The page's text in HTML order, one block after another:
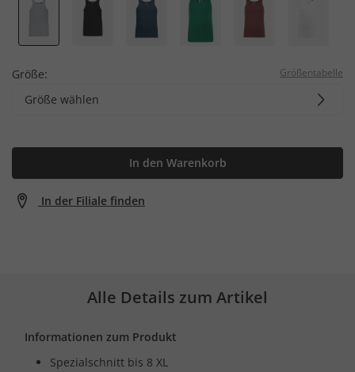
Größe: Größentabelle
Größe wählen
In den Warenkorb
In der Filiale finden
Alle Details zum Artikel
Informationen zum Produkt
Spezialschnitt bis 8 XL